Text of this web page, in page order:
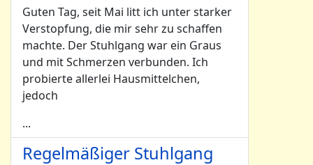
Guten Tag, seit Mai litt ich unter starker
Verstopfung, die mir sehr zu schaffen
machte. Der Stuhlgang war ein Graus
und mit Schmerzen verbunden. Ich
probierte allerlei Hausmittelchen,
jedoch
...
Regelmäßiger Stuhlgang